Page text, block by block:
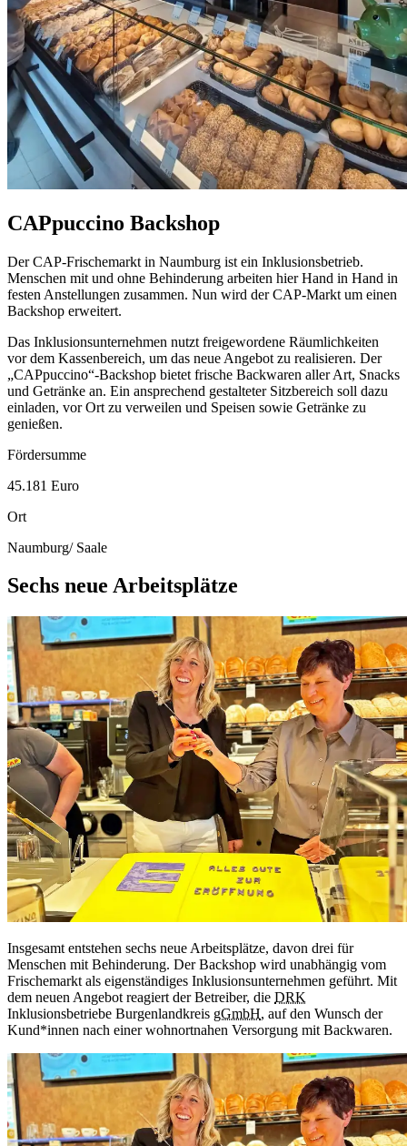
CAPpuccino Backshop
Der CAP-Frischemarkt in Naumburg ist ein Inklusionsbetrieb.
Menschen mit und ohne Behinderung arbeiten hier Hand in Hand in
festen Anstellungen zusammen. Nun wird der CAP-Markt um einen
Backshop erweitert.
Das Inklusionsunternehmen nutzt freigewordene Räumlichkeiten
vor dem Kassenbereich, um das neue Angebot zu realisieren. Der
„CAPpuccino“-Backshop bietet frische Backwaren aller Art, Snacks
und Getränke an. Ein ansprechend gestalteter Sitzbereich soll dazu
einladen, vor Ort zu verweilen und Speisen sowie Getränke zu
genießen.
Fördersumme
45.181 Euro
Ort
Naumburg/ Saale
Sechs neue Arbeitsplätze
Insgesamt entstehen sechs neue Arbeitsplätze, davon drei für
Menschen mit Behinderung. Der Backshop wird unabhängig vom
Frischemarkt als eigenständiges Inklusionsunternehmen geführt. Mit
dem neuen Angebot reagiert der Betreiber, die DRK
Inklusionsbetriebe Burgenlandkreis gGmbH, auf den Wunsch der
Kund*innen nach einer wohnortnahen Versorgung mit Backwaren.